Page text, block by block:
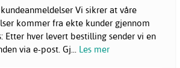
Vi sikrer at våre
kommer fra ekte kunder gjennom
Etter hver levert bestilling sender vi en
via e-post. Gj... Les mer